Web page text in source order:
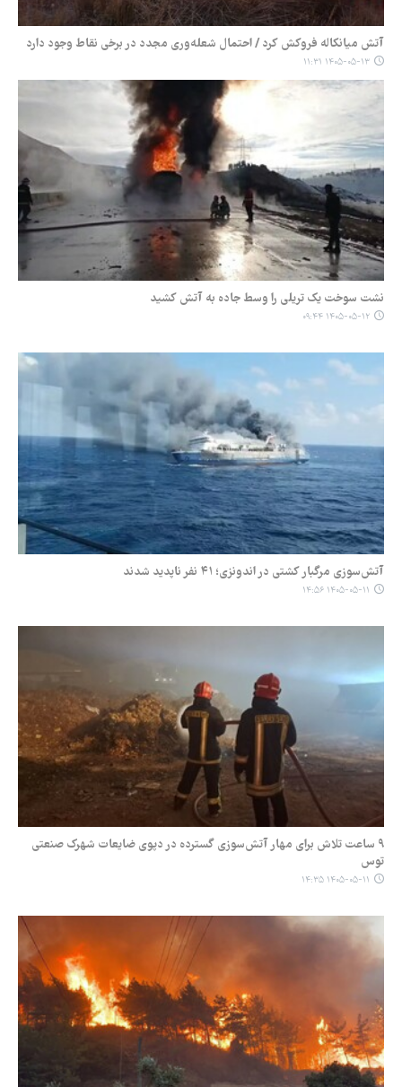
آتش میانکاله فروکش کرد / احتمال شعله‌وری مجدد در برخی نقاط وجود دارد
۱۴۰۵-۰۵-۱۳ ۱۱:۳۱
نشت سوخت یک تریلی را وسط جاده به آتش کشید
۱۴۰۵-۰۵-۱۲ ۰۹:۴۴
آتش‌سوزی مرگبار کشتی در اندونزی؛ ۴۱ نفر ناپدید شدند
۱۴۰۵-۰۵-۱۱ ۱۴:۵۶
۹ ساعت تلاش برای مهار آتش‌سوزی گسترده در دپوی ضایعات شهرک صنعتی
توس
۱۴۰۵-۰۵-۱۱ ۱۴:۳۵